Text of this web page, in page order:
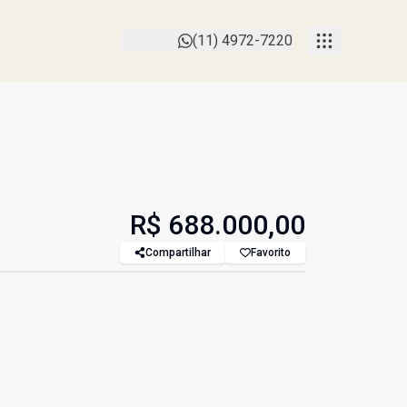
(11) 4972-7220
R$ 688.000,00
Compartilhar Favorito